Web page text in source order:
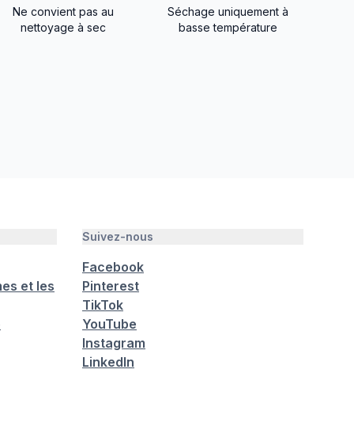
Ne convient pas au
nettoyage à sec
Séchage uniquement à
basse température
et les
Suivez-nous
Facebook
Pinterest
TikTok
YouTube
Instagram
LinkedIn